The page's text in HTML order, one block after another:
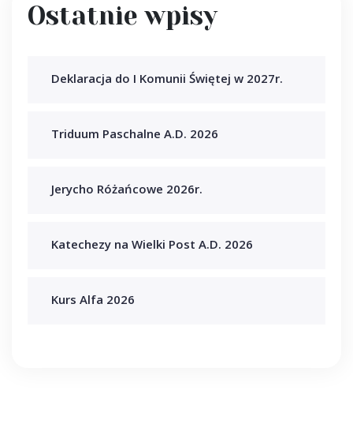
Ostatnie wpisy
Deklaracja do I Komunii Świętej w 2027r.
Triduum Paschalne A.D. 2026
Jerycho Różańcowe 2026r.
Katechezy na Wielki Post A.D. 2026
Kurs Alfa 2026